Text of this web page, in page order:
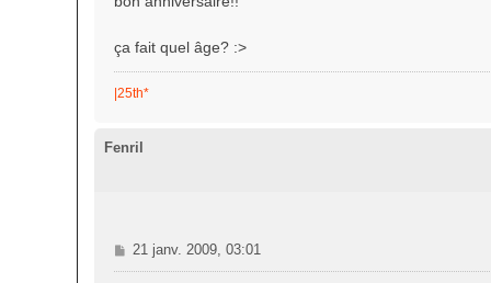
g
e
ça fait quel âge? :>
|25th*
Fenril
M
e
21 janv. 2009, 03:01